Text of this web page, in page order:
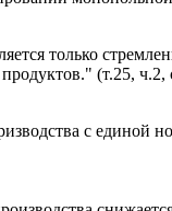
только
(т.25, ч.2,
с единой